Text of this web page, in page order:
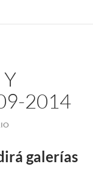
2014
galerías